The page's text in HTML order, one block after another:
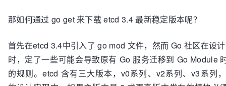
那如何通过 go get 来下载 etcd 3.4 最新稳定版本呢？
首先在etcd 3.4中引入了 go mod 文件，然而 Go 社区在设
时，定了一些可能会导致原有 Go 服务迁移到 Go Module
的规则。etcd 含有三大版本，v0系列、v2系列、v3系列